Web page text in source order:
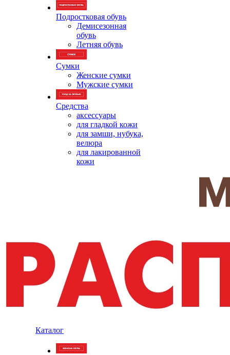
Подростковая обувь
Демисезонная
обувь
Летняя обувь
Сумки
Женские сумки
Мужские сумки
Средства
аксессуары
для гладкой кожи
для замши, нубука,
велюра
для лакированной
кожи
Каталог